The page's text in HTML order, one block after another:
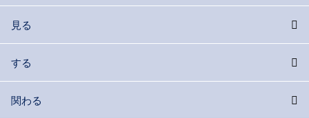
見る
する
関わる